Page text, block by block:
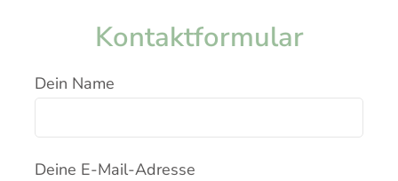
Kontaktformular
Dein Name
Deine E-Mail-Adresse